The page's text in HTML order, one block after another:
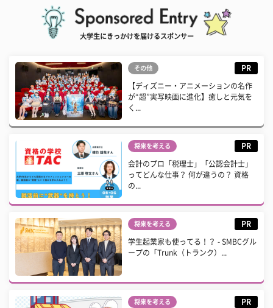
大学生にきっかけを届けるスポンサー
その他 PR
【ディズニー・アニメーションの名作
が“超”実写映画に進化】癒しと元気を
く...
将来を考える PR
会計のプロ「税理士」「公認会計士」
ってどんな仕事？ 何が違うの？ 資格
の...
将来を考える PR
学生起業家も使ってる！？ - SMBCグル
ープの「Trunk（トランク）...
将来を考える PR